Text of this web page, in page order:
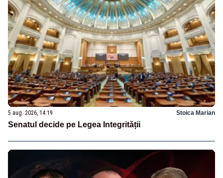
5 aug. 2026, 14:19 Stoica Marian
Senatul decide pe Legea Integrității